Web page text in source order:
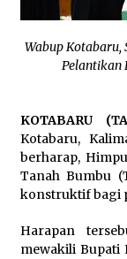
Wabup
Pelantikan
KOTABARU
Kotabaru,
berharap,
Tanah Bumbu
konstruktif bagi
Harapan
mewakili Bupati